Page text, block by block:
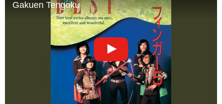
Gakuen Tengoku